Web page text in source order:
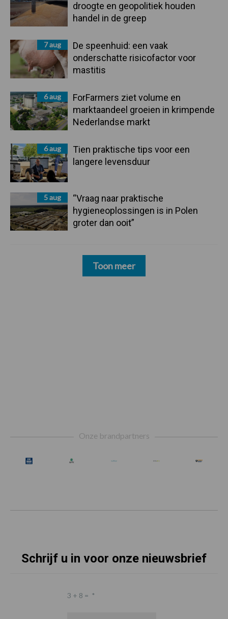
droogte en geopolitiek houden
handel in de greep
7 aug
De speenhuid: een vaak
onderschatte risicofactor voor
mastitis
6 aug
ForFarmers ziet volume en
marktaandeel groeien in krimpende
Nederlandse markt
6 aug
Tien praktische tips voor een
langere levensduur
5 aug
“Vraag naar praktische
hygieneoplossingen is in Polen
groter dan ooit”
Toon meer
Onze brandpartners
Schrijf u in voor onze nieuwsbrief
3 + 8 = *